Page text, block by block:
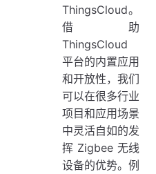
查看设备当前状态
绿米温湿度传感器
绿米门窗状态传感器
小米人体存在传感器
小米智能电源
小米无线开关
查看设备历史数据
实时控制
ThingsCloud。
借助
ThingsCloud
平台的内置应用
和开放性，我们
可以在很多行业
项目和应用场景
中灵活自如的发
挥 Zigbee 无线
设备的优势。例